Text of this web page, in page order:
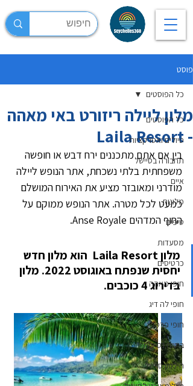
פוסט
כל הפוסטים
טיולים ואטרקציות
תחבורה בסיישל
איים
מלונות
טיפים
מסעדות
כרטיסים
חופי מאהה
חופי לה דיג
חופי פרסלין
ביטוח נסיעות
הילטון סיישל
כל הפוסטים
מלון ליילה ריזורט באי מאהה
- Laila Resort
בין אם אתם מתכננים ירח דבש או חופשה
משפחתית בלתי נשכחת, אתר הנופש ליילה
מודרני ומאובזר מציע את האירוח המושלם
כמעט לכל מטרה. אתר הנופש ממוקם על
החוף המדהים Anse Royale.
מלון Laila Resort  הוא מלון חדש
יחסית שנפתח באוגוסט 2022. מלון
בדירוג 4 כוכבים.